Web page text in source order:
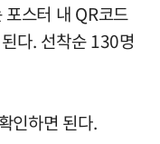
스터 내 QR코드
다. 선착순 130명
인하면 된다.